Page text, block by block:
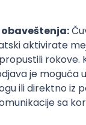
▪︎ Manja Ristić